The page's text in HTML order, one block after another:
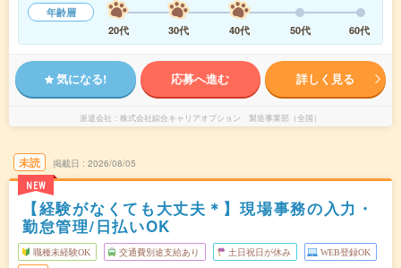
年齢層
20代
30代 40代 50代 60代
気になる! 応募へ進む 詳しく見る
派遣会社 株式会社綜合キャリアオプション 製造事業部（全国）
未読
NEW
掲載日 2026/08/05
【経験がなくても大丈夫＊】現場事務の入力・
勤怠管理/日払いOK
職種未経験OK 交通費別途支給あり 土日祝日が休み WEB登録OK